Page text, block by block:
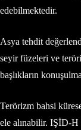
edebilmektedir.
Asya tehdit
seyir füzeleri ve
başlıkların
Terörizm bahsi
ele alınabilir. IŞİD-